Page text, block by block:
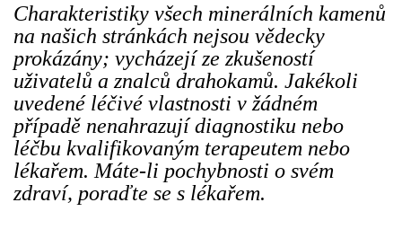
Charakteristiky všech minerálních kamenů
na našich stránkách nejsou vědecky
prokázány; vycházejí ze zkušeností
uživatelů a znalců drahokamů. Jakékoli
uvedené léčivé vlastnosti v žádném
případě nenahrazují diagnostiku nebo
léčbu kvalifikovaným terapeutem nebo
lékařem. Máte-li pochybnosti o svém
zdraví, poraďte se s lékařem.